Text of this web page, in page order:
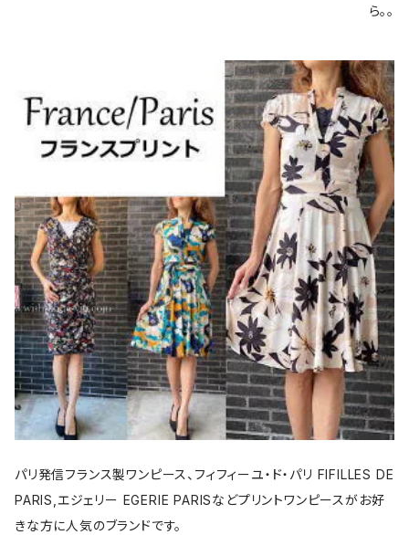
ら。。
パリ発信フランス製ワンピース、フィフィーユ・ド・パリ FIFILLES DE
PARIS,エジェリー EGERIE PARISなどプリントワンピースがお好
きな方に人気のブランドです。